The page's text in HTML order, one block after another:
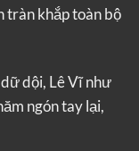
tràn khắp toàn bộ
dội, Lê Vĩ như
ngón tay lại,